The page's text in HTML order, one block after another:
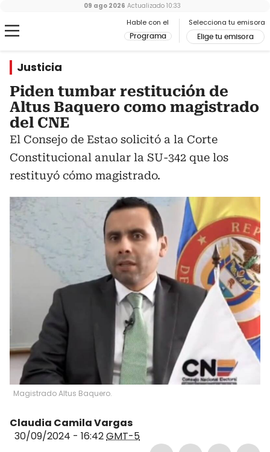
Hable con el
Programa
Selecciona tu emisora
Elige tu emisora
09 ago 2026 Actualizado 10:33
Justicia
Piden tumbar restitución de
Altus Baquero como magistrado
del CNE
El Consejo de Estao solicitó a la Corte
Constitucional anular la SU-342 que los
restituyó cómo magistrado.
Magistrado Altus Baquero.
Claudia Camila Vargas
30/09/2024 - 16:42GMT-5